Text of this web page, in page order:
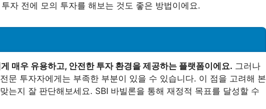
자 전에 모의 투자를 해보는 것도 좋은 방법이에요.
매우 유용하고, 안전한 투자 환경을 제공하는 플랫폼이에요. 그러나
문 투자자에게는 부족한 부분이 있을 수 있습니다. 이 점을 고려해 본
는지 잘 판단해보세요. SBI 바빌론을 통해 재정적 목표를 달성할 수